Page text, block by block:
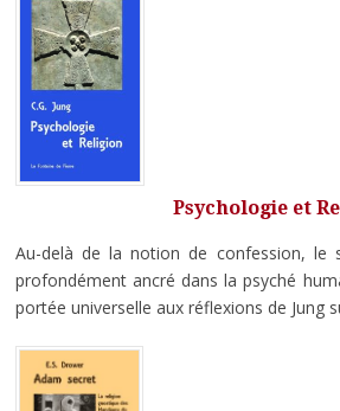
Psychologie et
Au-delà de la notion de confession, le
profondément ancré dans la psyché
portée universelle aux réflexions de Jung